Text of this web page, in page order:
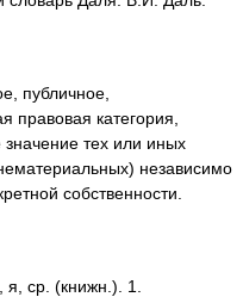
публичное,
категория,
тех или иных
независимо
собственности.
ср. (книжн.). 1.